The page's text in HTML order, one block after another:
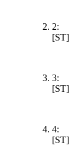
2:
[ST]
3:
[ST]
4:
[ST]